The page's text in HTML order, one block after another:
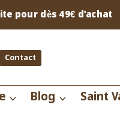
pour dès 49€ d'achat
Contact
Blog Saint